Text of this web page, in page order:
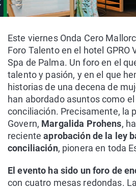
Este viernes Onda Cero
Foro Talento en el hotel GPRO
Spa de Palma. Un foro en el
talento y pasión, y en el que
historias de una decena de
han abordado asuntos como
conciliación. Precisamente, la
Govern, Margalida Prohens,
recienteaprobación de la ley
conciliación, pionera en toda
El evento ha sido un foro de
con cuatro mesas redondas.